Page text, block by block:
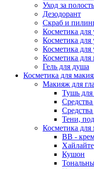
Уход за
Дезодорант
Скраб и
Косметика для
Косметика для
Косметика для
Косметика
Гель для душа
Косметика для
Макияж для
Тушь
Тени,
Косметика
ВВ -
Кушон